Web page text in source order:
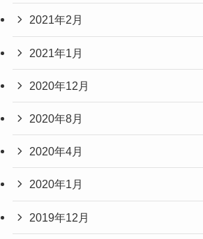
2021年2月
2021年1月
2020年12月
2020年8月
2020年4月
2020年1月
2019年12月